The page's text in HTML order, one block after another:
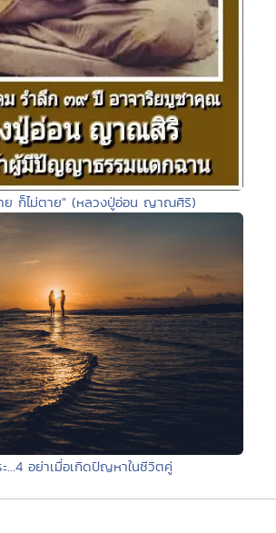
ย ก็ไม่ตาย" (หลวงปู่อ่อน ญาณศิริ)
...4 อย่าเมื่อเกิดปัญหาในชีวิตคู่